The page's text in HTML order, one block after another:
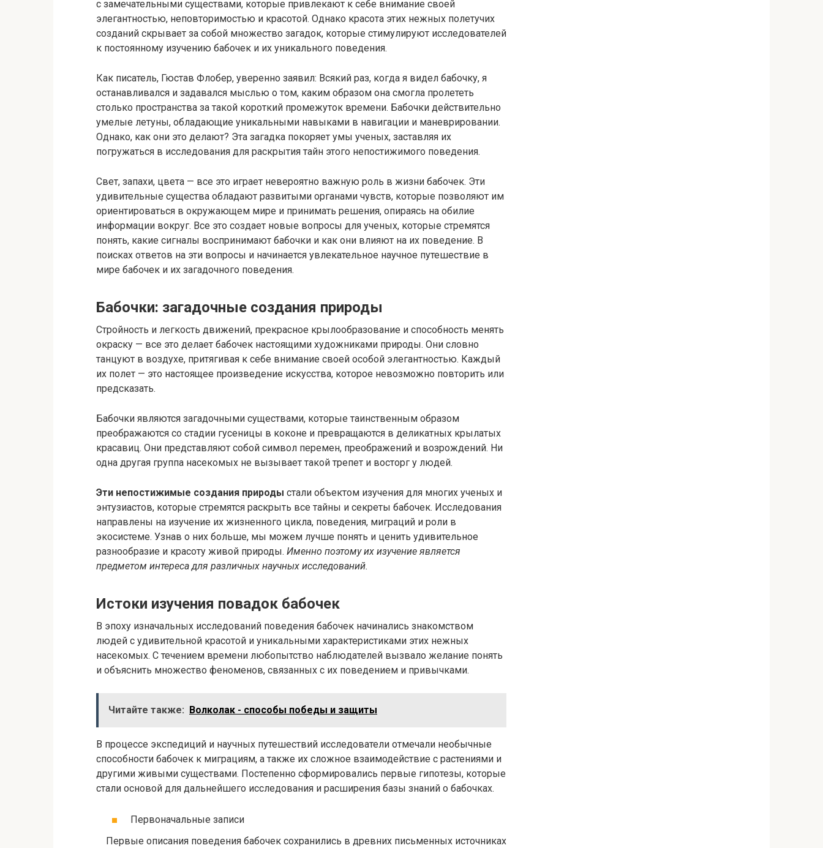
с замечательными существами, которые привлекают к себе внимание своей
элегантностью, неповторимостью и красотой. Однако красота этих нежных полетучих
созданий скрывает за собой множество загадок, которые стимулируют исследователей
к постоянному изучению бабочек и их уникального поведения.
Как писатель, Гюстав Флобер, уверенно заявил: Всякий раз, когда я видел бабочку, я
останавливался и задавался мыслью о том, каким образом она смогла пролететь
столько пространства за такой короткий промежуток времени. Бабочки действительно
умелые летуны, обладающие уникальными навыками в навигации и маневрировании.
Однако, как они это делают? Эта загадка покоряет умы ученых, заставляя их
погружаться в исследования для раскрытия тайн этого непостижимого поведения.
Свет, запахи, цвета — все это играет невероятно важную роль в жизни бабочек. Эти
удивительные существа обладают развитыми органами чувств, которые позволяют им
ориентироваться в окружающем мире и принимать решения, опираясь на обилие
информации вокруг. Все это создает новые вопросы для ученых, которые стремятся
понять, какие сигналы воспринимают бабочки и как они влияют на их поведение. В
поисках ответов на эти вопросы и начинается увлекательное научное путешествие в
мире бабочек и их загадочного поведения.
Бабочки: загадочные создания природы
Стройность и легкость движений, прекрасное крылообразование и способность менять
окраску — все это делает бабочек настоящими художниками природы. Они словно
танцуют в воздухе, притягивая к себе внимание своей особой элегантностью. Каждый
их полет — это настоящее произведение искусства, которое невозможно повторить или
предсказать.
Бабочки являются загадочными существами, которые таинственным образом
преображаются со стадии гусеницы в коконе и превращаются в деликатных крылатых
красавиц. Они представляют собой символ перемен, преображений и возрождений. Ни
одна другая группа насекомых не вызывает такой трепет и восторг у людей.
Эти непостижимые создания природы стали объектом изучения для многих ученых и
энтузиастов, которые стремятся раскрыть все тайны и секреты бабочек. Исследования
направлены на изучение их жизненного цикла, поведения, миграций и роли в
экосистеме. Узнав о них больше, мы можем лучше понять и ценить удивительное
разнообразие и красоту живой природы. Именно поэтому их изучение является
предметом интереса для различных научных исследований.
Истоки изучения повадок бабочек
В эпоху изначальных исследований поведения бабочек начинались знакомством
людей с удивительной красотой и уникальными характеристиками этих нежных
насекомых. С течением времени любопытство наблюдателей вызвало желание понять
и объяснить множество феноменов, связанных с их поведением и привычками.
Читайте также: Волколак - способы победы и защиты
В процессе экспедиций и научных путешествий исследователи отмечали необычные
способности бабочек к миграциям, а также их сложное взаимодействие с растениями и
другими живыми существами. Постепенно сформировались первые гипотезы, которые
стали основой для дальнейшего исследования и расширения базы знаний о бабочках.
Первоначальные записи
Первые описания поведения бабочек сохранились в древних письменных источниках